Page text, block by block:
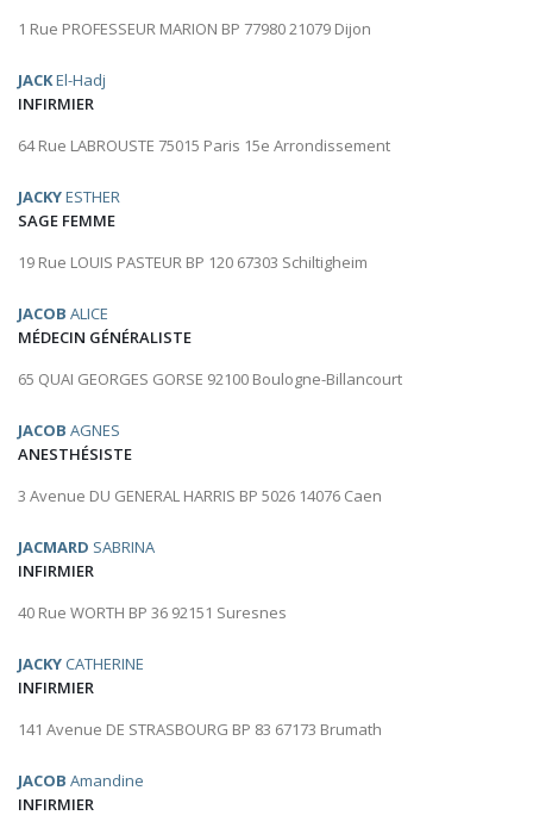
1 Rue PROFESSEUR MARION BP 77980 21079 Dijon
JACKEl-Hadj
INFIRMIER
64 Rue LABROUSTE 75015 Paris 15e Arrondissement
JACKYESTHER
SAGE FEMME
19 Rue LOUIS PASTEUR BP 120 67303 Schiltigheim
JACOB ALICE
MÉDECIN GÉNÉRALISTE
65 QUAI GEORGES GORSE 92100 Boulogne-Billancourt
JACOB AGNES
ANESTHÉSISTE
3 Avenue DU GENERAL HARRIS BP 5026 14076 Caen
JACMARD SABRINA
INFIRMIER
40 Rue WORTH BP 36 92151 Suresnes
JACKY CATHERINE
INFIRMIER
141 Avenue DE STRASBOURG BP 83 67173 Brumath
JACOB Amandine
INFIRMIER